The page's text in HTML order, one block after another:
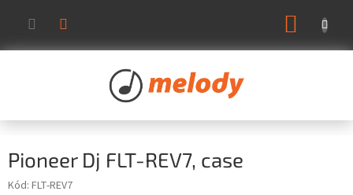
obsah
Pioneer Dj FLT-REV7, case
Kód: FLT-REV7